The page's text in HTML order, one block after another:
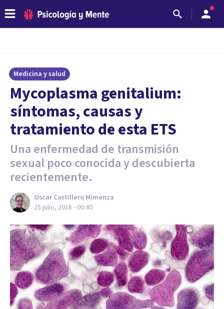
Medicina y salud
Mycoplasma genitalium:
síntomas, causas y
tratamiento de esta ETS
Una enfermedad de transmisión
sexual poco conocida y descubierta
recientemente.
Oscar Castillero Mimenza
25 julio, 2018 - 00:40